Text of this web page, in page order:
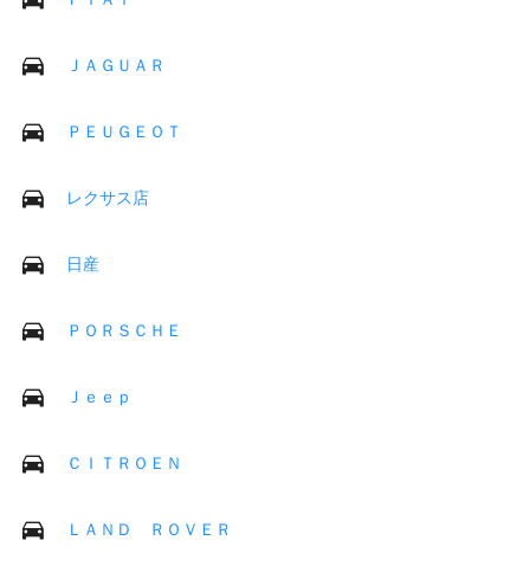
ＪＡＧＵＡＲ
ＰＥＵＧＥＯＴ
レクサス店
日産
ＰＯＲＳＣＨＥ
Ｊｅｅｐ
ＣＩＴＲＯＥＮ
ＬＡＮＤ ＲＯＶＥＲ